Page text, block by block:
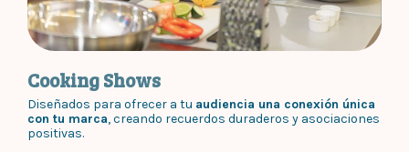
Cooking Shows
Diseñados para ofrecer a tu audiencia una conexión única
con tu marca, creando recuerdos duraderos y asociaciones
positivas.